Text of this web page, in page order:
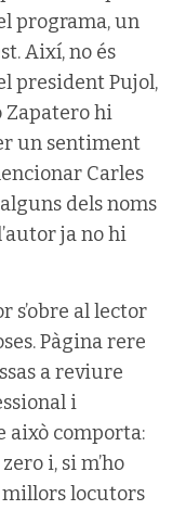
programa, un
Així, no és
president Pujol,
Zapatero hi
un sentiment
Carles
dels noms
ja no hi
s’obre al lector
Pàgina rere
a reviure
i
això comporta:
i, si m’ho
millors locutors